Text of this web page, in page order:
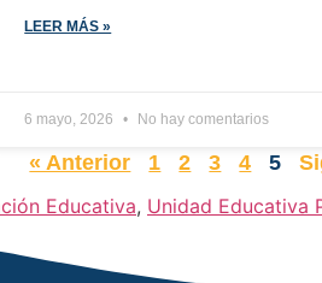
LEER MÁS »
6 mayo, 2026 No hay comentarios
« Anterior 1 2 3 4 5
Educativa, Unidad Educativa